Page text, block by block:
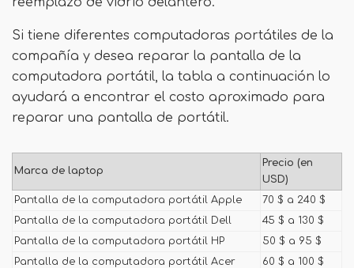
Si tiene diferentes computadoras portátiles de la
compañía y desea reparar la pantalla de la
computadora portátil, la tabla a continuación lo
ayudará a encontrar el costo aproximado para
reparar una pantalla de portátil.
Marca de laptop
Precio (en
USD)
Pantalla de la computadora portátil Apple
70 $ a 240 $
Pantalla de la computadora portátil Dell
45 $ a 130 $
Pantalla de la computadora portátil HP
50 $ a 95 $
Pantalla de la computadora portátil Acer
60 $ a 100 $